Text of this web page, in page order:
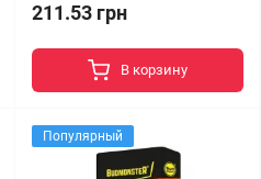
211.53 грн
В корзину
Популярный